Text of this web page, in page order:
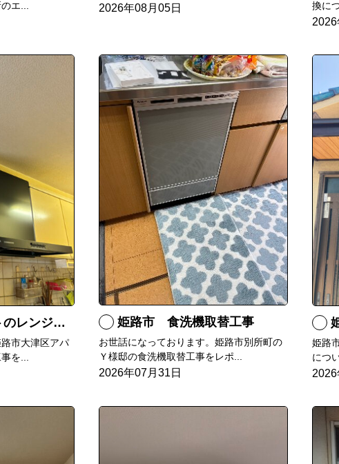
エ...
2026年08月05日
換に
2026
フード交換
市大津区アパ
を...
姫路市 食洗機取替工事
お世話になっております。姫路市別所町の
Ｙ様邸の食洗機取替工事をレポ...
2026年07月31日
姫路
につ
2026